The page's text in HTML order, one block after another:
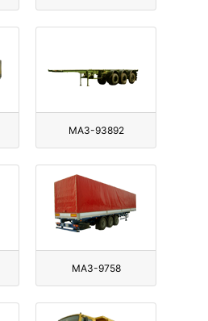
МАЗ-93892
МАЗ-9758